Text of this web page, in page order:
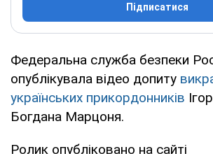
Підписатися
Федеральна служба безпеки
опублікувала відео допиту
українських прикордонників
Богдана Марцоня.
Ролик опубліковано на сайті